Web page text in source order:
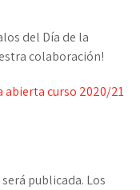
del Día de la
colaboración!
abierta curso 2020/21
publicada. Los